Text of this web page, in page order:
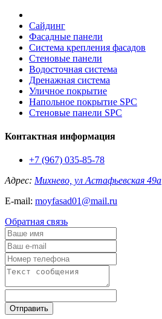
Сайдинг
Фасадные панели
Система крепления фасадов
Стеновые панели
Водосточная система
Дренажная система
Уличное покрытие
Напольное покрытие SPC
Стеновые панели SPC
Контактная информация
+7 (967) 035-85-78
Адрес: Михнево, ул Астафьевская 49а
E-mail: moyfasad01@mail.ru
Обратная связь
Отправить